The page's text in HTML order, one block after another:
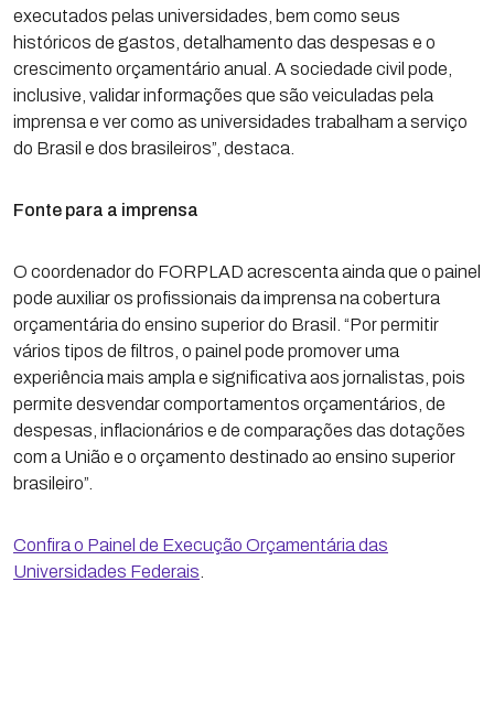
executados pelas universidades, bem como seus
históricos de gastos, detalhamento das despesas e o
crescimento orçamentário anual. A sociedade civil pode,
inclusive, validar informações que são veiculadas pela
imprensa e ver como as universidades trabalham a serviço
do Brasil e dos brasileiros”, destaca.
Fonte para a imprensa
O coordenador do FORPLAD acrescenta ainda que o painel
pode auxiliar os profissionais da imprensa na cobertura
orçamentária do ensino superior do Brasil. “Por permitir
vários tipos de filtros, o painel pode promover uma
experiência mais ampla e significativa aos jornalistas, pois
permite desvendar comportamentos orçamentários, de
despesas, inflacionários e de comparações das dotações
com a União e o orçamento destinado ao ensino superior
brasileiro”.
Confira o Painel de Execução Orçamentária das
Universidades Federais